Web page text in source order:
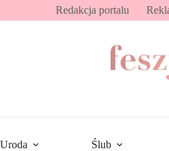
Redakcja portalu
Uroda Ślub